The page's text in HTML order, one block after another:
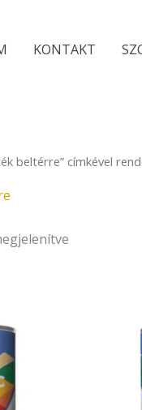
KONTAKT
beltérre” címkével